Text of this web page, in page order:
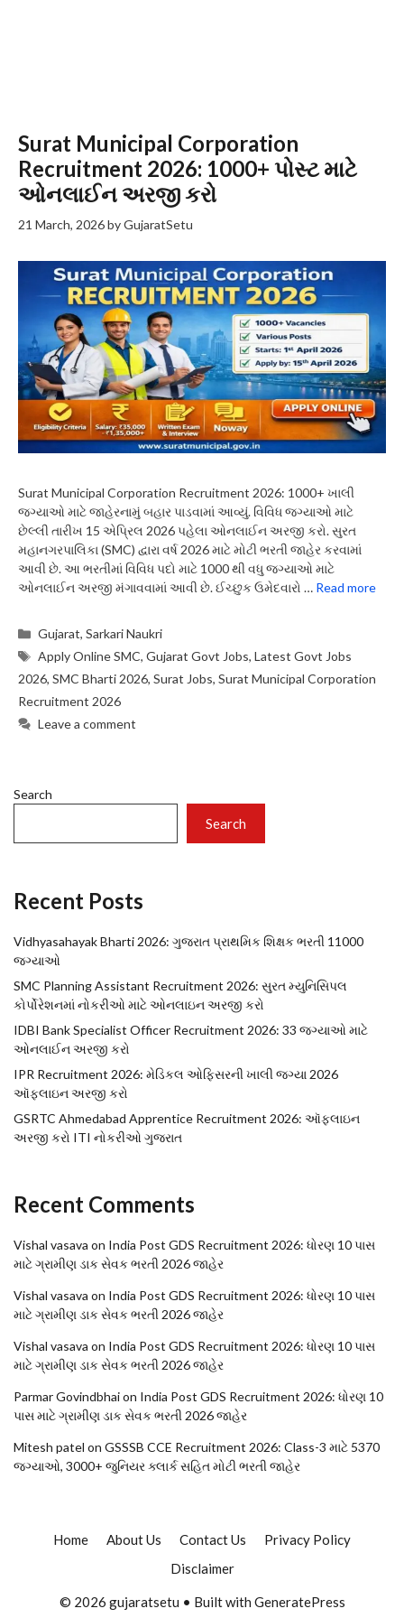
Surat Municipal Corporation
Recruitment 2026: 1000+ પોસ્ટ માટે
ઓનલાઈન અરજી કરો
21 March, 2026byGujaratSetu
Surat Municipal Corporation Recruitment 2026: 1000+ ખાલી
જગ્યાઓ માટે જાહેરનામું બહાર પાડવામાં આવ્યું. વિવિધ જગ્યાઓ માટે
છેલ્લી તારીખ 15 એપ્રિલ 2026 પહેલા ઓનલાઈન અરજી કરો. સુરત
મહાનગરપાલિકા (SMC) દ્વારા વર્ષ 2026 માટે મોટી ભરતી જાહેર કરવામાં
આવી છે. આ ભરતીમાં વિવિધ પદો માટે 1000 થી વધુ જગ્યાઓ માટે
ઓનલાઈન અરજી મંગાવવામાં આવી છે. ઈચ્છુક ઉમેદવારો … Read more
Categories
Gujarat,Sarkari Naukri
Tags
Apply Online SMC,Gujarat Govt Jobs,Latest Govt Jobs
2026, SMC Bharti 2026, Surat Jobs, Surat Municipal Corporation
Recruitment 2026
Leave a comment
Search
Search
Recent Posts
Vidhyasahayak Bharti 2026: ગુજરાત પ્રાથમિક શિક્ષક ભરતી 11000
જગ્યાઓ
SMC Planning Assistant Recruitment 2026: સુરત મ્યુનિસિપલ
કોર્પોરેશનમાં નોકરીઓ માટે ઓનલાઇન અરજી કરો
IDBI Bank Specialist Officer Recruitment 2026: 33 જગ્યાઓ માટે
ઓનલાઈન અરજી કરો
IPR Recruitment 2026: મેડિકલ ઓફિસરની ખાલી જગ્યા 2026
ઑફલાઇન અરજી કરો
GSRTC Ahmedabad Apprentice Recruitment 2026: ઑફલાઇન
અરજી કરો ITI નોકરીઓ ગુજરાત
Recent Comments
Vishal vasava on India Post GDS Recruitment 2026: ધોરણ 10 પાસ
માટે ગ્રામીણ ડાક સેવક ભરતી 2026 જાહેર
Vishal vasava on India Post GDS Recruitment 2026: ધોરણ 10 પાસ
માટે ગ્રામીણ ડાક સેવક ભરતી 2026 જાહેર
Vishal vasava on India Post GDS Recruitment 2026: ધોરણ 10 પાસ
માટે ગ્રામીણ ડાક સેવક ભરતી 2026 જાહેર
Parmar Govindbhaion India Post GDS Recruitment 2026: ધોરણ 10
પાસ માટે ગ્રામીણ ડાક સેવક ભરતી 2026 જાહેર
Mitesh patel on GSSSB CCE Recruitment 2026: Class-3 માટે 5370
જગ્યાઓ, 3000+ જુનિયર ક્લાર્ક સહિત મોટી ભરતી જાહેર
Home About Us Contact Us
Privacy Policy
Disclaimer
© 2026 gujaratsetu • Built with GeneratePress